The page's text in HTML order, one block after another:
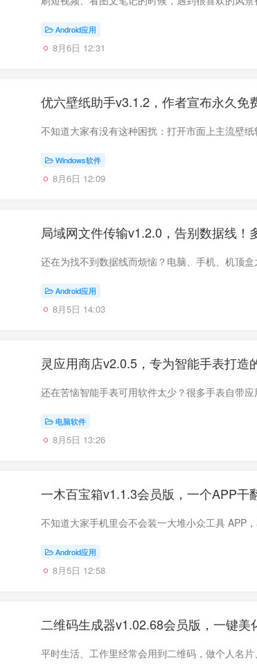
Android应用
8月6日 12:31
优六壁纸助手v3.1.2，作者宣布永久免
Windows软件
8月6日 12:09
局域网文件传输v1.2.0，告别数据线！
Android应用
8月5日 14:03
灵应用商店v2.0.5，专为智能手表打造
电脑软件
8月5日 13:26
一木百宝箱v1.1.3会员版，一个APP干
Android应用
8月5日 12:58
二维码生成器v1.02.68会员版，一键